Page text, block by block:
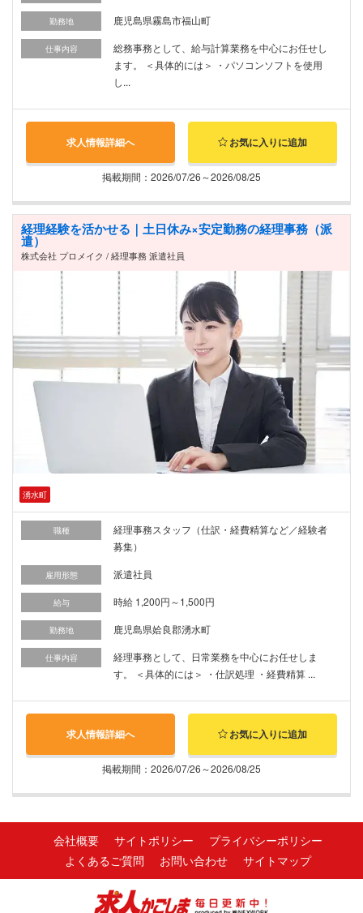
勤務地 鹿児島県霧島市福山町
仕事内容
総務事務として、給与計算業務を中心にお任せし
ます。 ＜具体的には＞ ・パソコンソフトを使用
し...
求人情報詳細へ お気に入りに追加
掲載期間：2026/07/26～2026/08/25
経理経験を活かせる｜土日休み×安定勤務の経理事務（派
遣）
株式会社 プロメイク / 経理事務 派遣社員
湧水町
職種
経理事務スタッフ（仕訳・経費精算など／経験者
募集）
雇用形態 派遣社員
給与 時給 1,200円～1,500円
勤務地 鹿児島県姶良郡湧水町
仕事内容
経理事務として、日常業務を中心にお任せしま
す。 ＜具体的には＞ ・仕訳処理 ・経費精算 ...
求人情報詳細へ お気に入りに追加
掲載期間：2026/07/26～2026/08/25
会社概要 サイトポリシー
プライバシーポリシー
よくあるご質問
お問い合わせ サイトマップ